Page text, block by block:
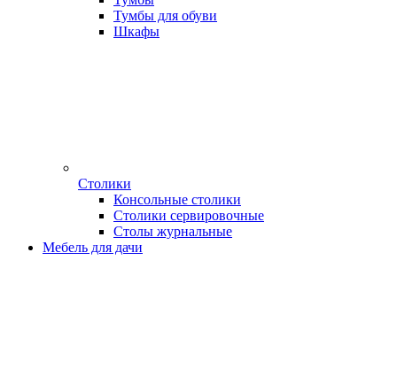
Тумбы для обуви
Шкафы
Столики
Консольные столики
Столики сервировочные
Столы журнальные
Мебель для дачи